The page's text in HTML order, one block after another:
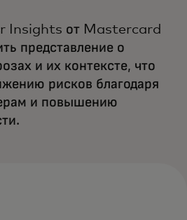
Insights от Mastercard
представление о
и их контексте, что
рисков благодаря
и повышению